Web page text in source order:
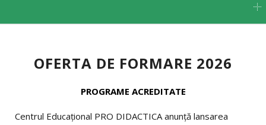
content
OFERTA DE FORMARE 2026
PROGRAME ACREDITATE
Centrul Educațional PRO DIDACTICA anunță lansarea